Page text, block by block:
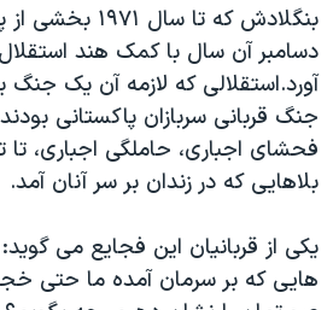
اعتراضات مردمی آبان ۹۸
اسرائیل در جنگ
نرگس محمدی برنده جایزه نوبل صلح
همایش محافظه‌کاران آمریکا «سی‌پک»
صفحه‌های ویژه
سفر پرزیدنت ترامپ به چین
بنگلادش که تا
دسامبر آن سال با کمک هند
آورد.استقلالی که لازمه آن يک جنگ
جنگ قربانی سربازان پاکستانی
فحشای اجباری، حاملگی اجباری،
بلاهايی که در زندان بر سر آنان آمد.
يکی از قربانيان اين فجايع می
هايی که بر سرمان آمده ما حتی